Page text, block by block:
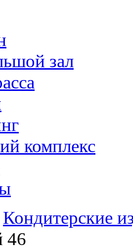
зал
комплекс
Кондитерские
46